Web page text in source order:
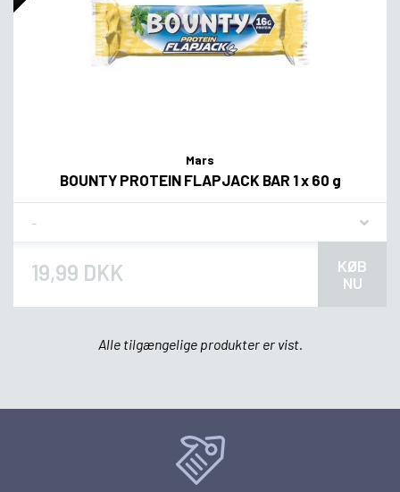
Mars
BOUNTY PROTEIN FLAPJACK BAR 1 x 60 g
19,99 DKK
KØB
NU
Alle tilgængelige produkter er vist.